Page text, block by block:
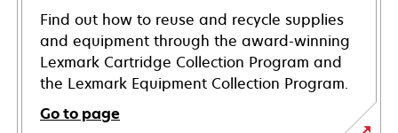
Find out how to reuse and recycle supplies
and equipment through the award-winning
Lexmark Cartridge Collection Program and
the Lexmark Equipment Collection Program.
Go to page